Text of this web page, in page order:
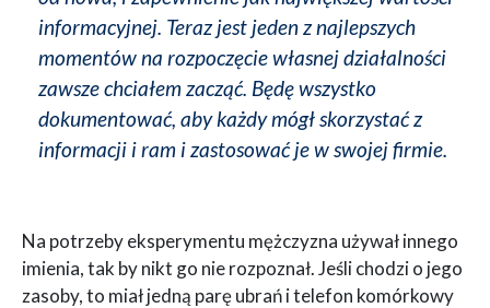
informacyjnej. Teraz jest jeden z najlepszych
momentów na rozpoczęcie własnej działalności
zawsze chciałem zacząć. Będę wszystko
dokumentować, aby każdy mógł skorzystać z
informacji i ram i zastosować je w swojej firmie.
Na potrzeby eksperymentu mężczyzna używał innego
imienia, tak by nikt go nie rozpoznał. Jeśli chodzi o jego
zasoby, to miał jedną parę ubrań i telefon komórkowy